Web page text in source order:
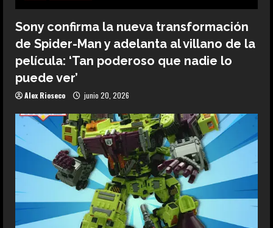
Sony confirma la nueva transformación
de Spider-Man y adelanta al villano de la
película: ‘Tan poderoso que nadie lo
puede ver’
Alex Rioseco junio 20, 2026